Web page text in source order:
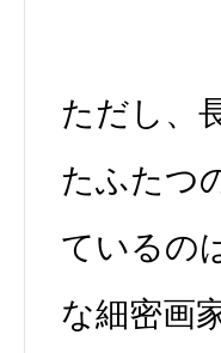
ただし、
たふたつ
ているの
な細密画